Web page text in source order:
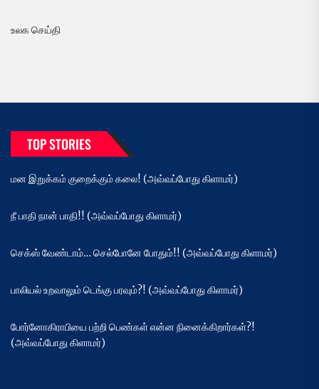
உலக செய்தி
TOP STORIES
மன இறுக்கம் குறைக்கும் கலை! (அவ்வப்போது கிளாமர்)
நீ பாதி நான் பாதி!! (அவ்வப்போது கிளாமர்)
செக்ஸ் வேண்டாம்… செல்போனே போதும்!! (அவ்வப்போது கிளாமர்)
பாலியல் உறவாலும் டெங்கு பரவும்?! (அவ்வப்போது கிளாமர்)
போர்னோகிராபியை பற்றி பெண்கள் என்ன நினைக்கிறார்கள்?!
(அவ்வப்போது கிளாமர்)